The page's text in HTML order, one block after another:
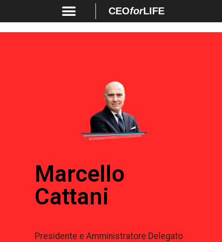
CEOforLIFE
Marcello
Cattani
Presidente e Amministratore Delegato